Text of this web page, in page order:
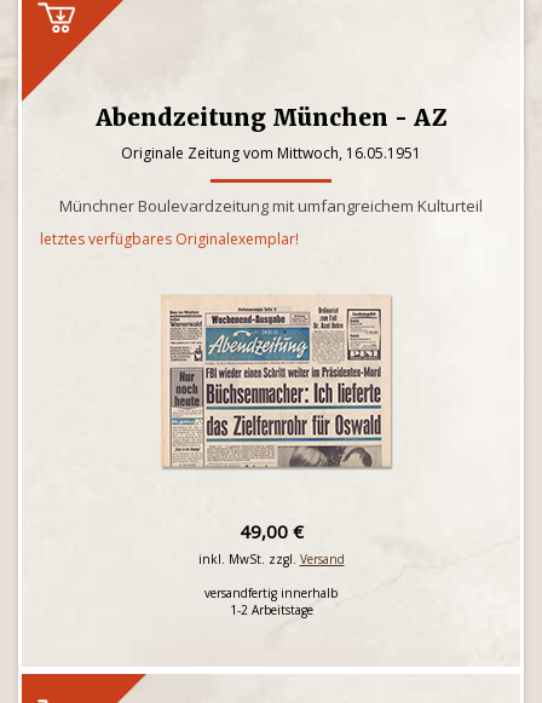
Abendzeitung München - AZ
Originale Zeitung vom Mittwoch, 16.05.1951
Münchner Boulevardzeitung mit umfangreichem Kulturteil
letztes verfügbares Originalexemplar!
49,00 €
inkl. MwSt. zzgl. Versand
versandfertig innerhalb
1-2 Arbeitstage